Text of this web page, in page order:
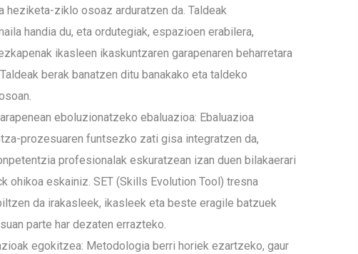
heziketa-ziklo osoaz arduratzen da. Taldeak
handia du, eta ordutegiak, espazioen erabilera,
ikasleen ikaskuntzaren garapenaren beharretara
berak banatzen ditu banakako eta taldeko
eboluzionatzeko ebaluazioa: Ebaluazioa
prozesuaren funtsezko zati gisa integratzen da,
profesionalak eskuratzean izan duen bilakaerari
ohikoa eskainiz. SET (Skills Evolution Tool) tresna
da irakasleek, ikasleek eta beste eragile batzuek
parte har dezaten errazteko.
egokitzea: Metodologia berri horiek ezartzeko, gaur